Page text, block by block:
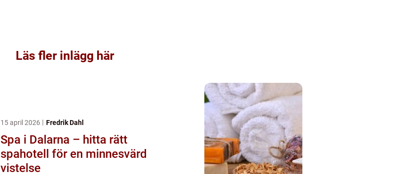
Läs fler inlägg här
15 april 2026 Fredrik Dahl
Spa i Dalarna – hitta rätt
spahotell för en minnesvärd
vistelse